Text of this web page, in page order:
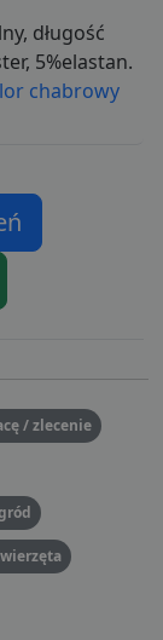
długość
5%elastan.
chabrowy
/ zlecenie